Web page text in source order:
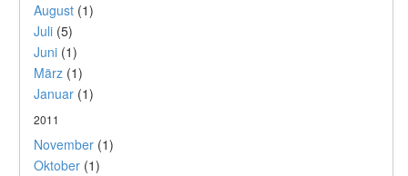
August (1)
Juli (5)
Juni (1)
März (1)
Januar (1)
2011
November (1)
Oktober (1)